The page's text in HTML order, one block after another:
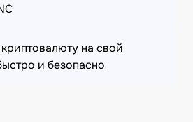
на свой
и безопасно